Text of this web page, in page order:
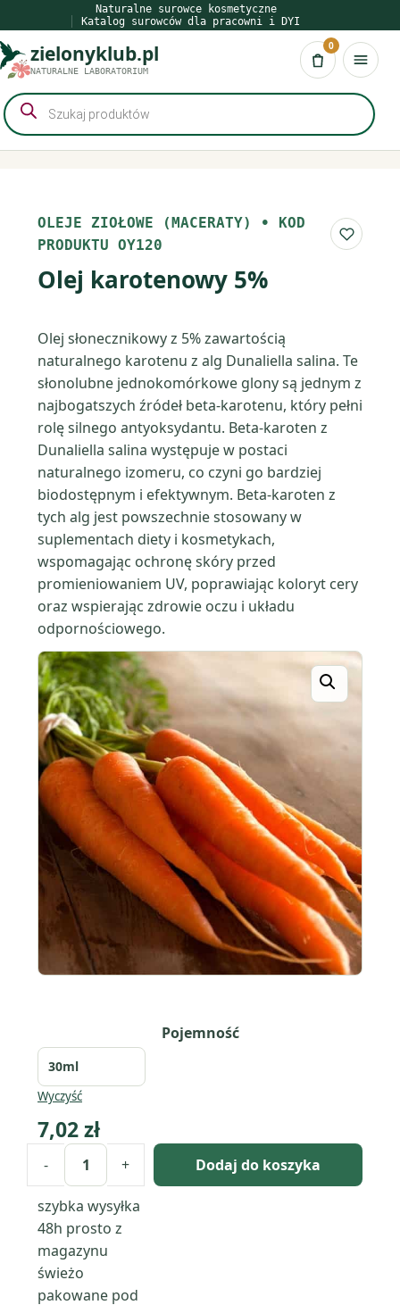
do
treści
Naturalne surowce kosmetyczne
Katalog surowców dla pracowni i DYI
zielonyklub.pl
NATURALNE LABORATORIUM Koszyk
0
Wyszukiwarka
produktów
OLEJE ZIOŁOWE (MACERATY) • KOD
PRODUKTU OY120
Do
Olej karotenowy 5%
Olej słonecznikowy z 5% zawartością
naturalnego karotenu z alg Dunaliella salina. Te
słonolubne jednokomórkowe glony są jednym z
najbogatszych źródeł beta-karotenu, który pełni
rolę silnego antyoksydantu. Beta-karoten z
Dunaliella salina występuje w postaci
naturalnego izomeru, co czyni go bardziej
biodostępnym i efektywnym. Beta-karoten z
tych alg jest powszechnie stosowany w
suplementach diety i kosmetykach,
wspomagając ochronę skóry przed
promieniowaniem UV, poprawiając koloryt cery
oraz wspierając zdrowie oczu i układu
odpornościowego.
Pojemność
Wyczyść
7,02zł
- + Dodaj do koszyka
szybka wysyłka
48h prosto z
magazynu
świeżo
pakowane pod